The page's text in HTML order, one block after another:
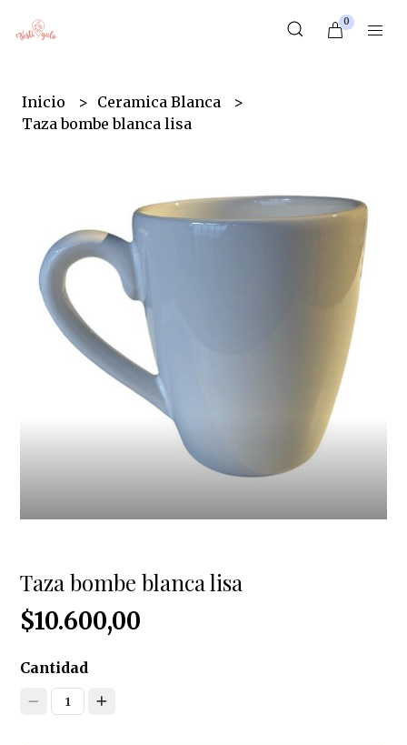
0
Inicio
Ceramica Blanca
Taza bombe blanca lisa
Taza bombe blanca lisa
$10.600,00
Cantidad
1